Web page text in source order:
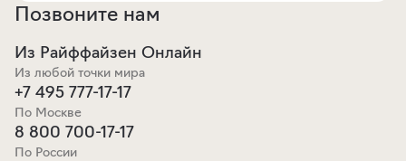
Позвоните нам
Из Райффайзен Онлайн
Из любой точки мира
+7 495 777-17-17
По Москве
8 800 700-17-17
По России